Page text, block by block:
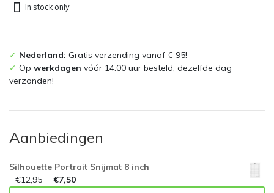
In stock only
✓ Nederland: Gratis verzending vanaf € 95!
✓ Op werkdagen vóór 14.00 uur besteld, dezelfde dag
verzonden!
Aanbiedingen
Silhouette Portrait Snijmat 8 inch
€12,95 €7,50